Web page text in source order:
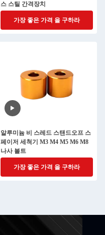
스 스틸 간격장치
가장 좋은 가격 을 구하라
알루미늄 비 스레드 스탠드오프 스
페이저 세척기 M3 M4 M5 M6 M8
나사 볼트
가장 좋은 가격 을 구하라